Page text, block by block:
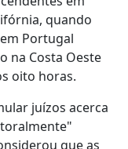
quando
Portugal
na Costa Oeste
oito horas.
juízos acerca
que as